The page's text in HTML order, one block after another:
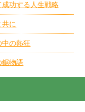
功する人生戦略
に
中の熱狂
鋸物語